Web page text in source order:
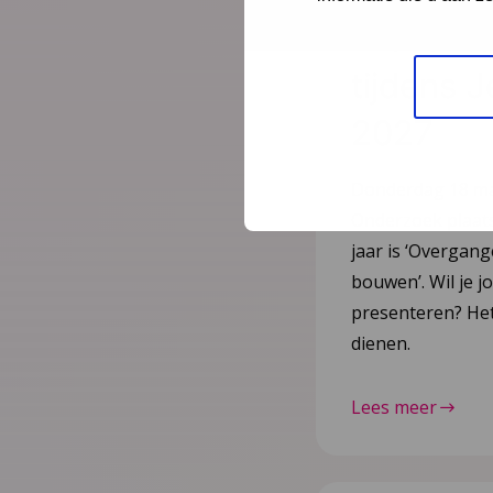
tijdens
2027
jaar is
bouwen’. Wil je
presenteren?
dienen.
Lees meer